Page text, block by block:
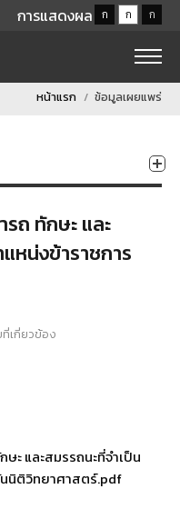
การแสดงผล ก ก ก
หน้าแรก ข้อมูลเผยแพร่
ถ ทักษะ และ
หน่งข้าราชการ
เกี่ยวข้อง
ะ และสมรรถนะที่จำเป็น
นิติวิทยาศาสตร์.pdf